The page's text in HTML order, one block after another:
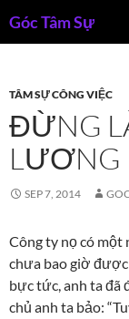
toGóc Tâm Sự
TÂM SỰ CÔNG VIỆC
ĐỪNG
LƯƠNG
SEP 7, 2014
Công ty nọ có một
chưa bao giờ
bực tức, anh tađã
chủ anh ta bảo: